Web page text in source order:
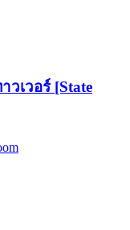
วเวอร์ [State